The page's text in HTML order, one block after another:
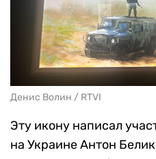
артефакт. В углу, над
Спасителя. Это